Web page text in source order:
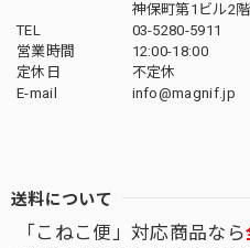
神保町第1ビル2階
TEL
03-5280-5911
営業時間
12:00-18:00
定休日
不定休
E-mail
info@magnif.jp
送料について
「こねこ便」対応商品なら